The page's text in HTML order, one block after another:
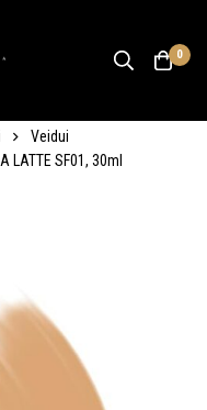
0
Veidui
LATTE SF01, 30ml